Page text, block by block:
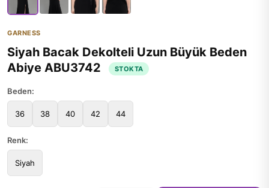
GARNESS
Siyah Bacak Dekolteli Uzun Büyük Beden
Abiye ABU3742
STOKTA
Beden:
36 38 40 42 44
Renk:
Siyah